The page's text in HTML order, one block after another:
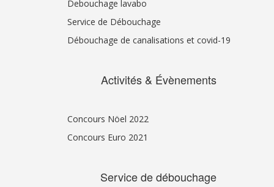
Debouchage lavabo
Service de Débouchage
Débouchage de canalisations et covid-19
Activités & Évènements
Concours Nöel 2022
Concours Euro 2021
Service de débouchage